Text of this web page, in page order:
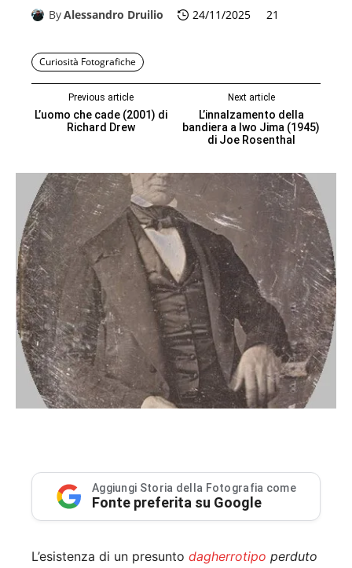
ByAlessandro Druilio 24/11/2025 21
Curiosità Fotografiche
Previous article
L’uomo che cade (2001) di
Richard Drew
Next article
L’innalzamento della
bandiera a Iwo Jima (1945)
di Joe Rosenthal
Aggiungi Storia della Fotografia come
Fonte preferita su Google
L’esistenza di un presunto dagherrotipo perduto